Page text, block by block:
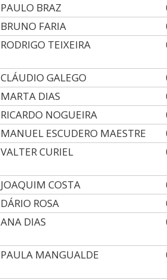
PAULO BRAZ
BRUNO FARIA
RODRIGO TEIXEIRA
CLÁUDIO GALEGO
MARTA DIAS
RICARDO NOGUEIRA
MANUEL ESCUDERO MAESTRE
VALTER CURIEL
JOAQUIM COSTA
DÁRIO ROSA
ANA DIAS
PAULA MANGUALDE